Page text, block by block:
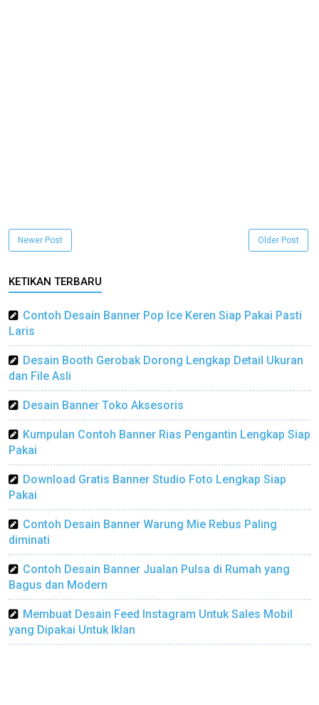
Newer Post Older Post
KETIKAN TERBARU
Contoh Desain Banner Pop Ice Keren Siap Pakai Pasti
Laris
Desain Booth Gerobak Dorong Lengkap Detail Ukuran
dan File Asli
Desain Banner Toko Aksesoris
Kumpulan Contoh Banner Rias Pengantin Lengkap Siap
Pakai
Download Gratis Banner Studio Foto Lengkap Siap
Pakai
Contoh Desain Banner Warung Mie Rebus Paling
diminati
Contoh Desain Banner Jualan Pulsa di Rumah yang
Bagus dan Modern
Membuat Desain Feed Instagram Untuk Sales Mobil
yang Dipakai Untuk Iklan